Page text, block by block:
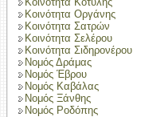
Κοινότητα Οργάνης
Κοινότητα Σατρών
Κοινότητα Σελέρου
Κοινότητα Σιδηρονέρου
Νομός Δράμας
Νομός Έβρου
Νομός Καβάλας
Νομός Ξάνθης
Νομός Ροδόπης